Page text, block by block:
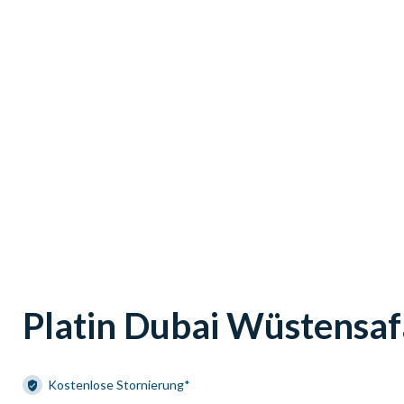
Platin Dubai
Kostenlose Stornierung*